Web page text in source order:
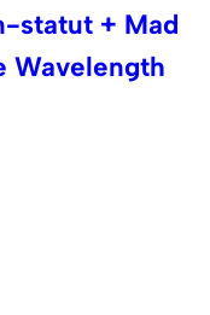
statut + Mad
Wavelength